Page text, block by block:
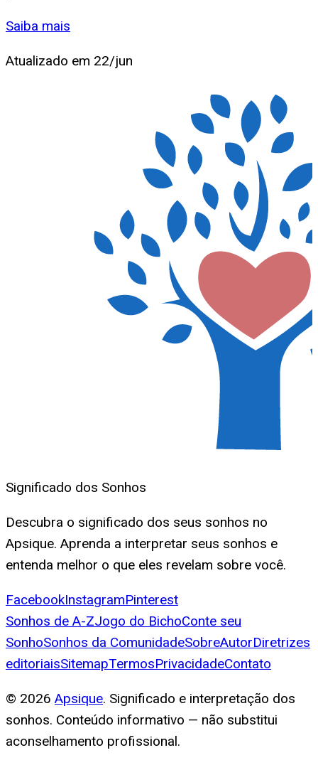
Saiba mais
Atualizado em 22/jun
Significado dos Sonhos
Descubra o significado dos seus sonhos no
Apsique. Aprenda a interpretar seus sonhos e
entenda melhor o que eles revelam sobre você.
FacebookInstagramPinterest
Sonhos de A-ZJogo do BichoConte seu
SonhoSonhos da ComunidadeSobreAutorDiretrizes
editoriaisSitemapTermosPrivacidadeContato
© 2026 Apsique. Significado e interpretação dos
sonhos. Conteúdo informativo — não substitui
aconselhamento profissional.